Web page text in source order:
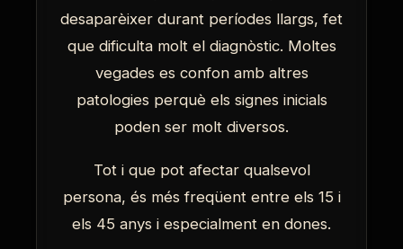
desaparèixer durant períodes llargs, fet
que dificulta molt el diagnòstic. Moltes
vegades es confon amb altres
patologies perquè els signes inicials
poden ser molt diversos.
Tot i que pot afectar qualsevol
persona, és més freqüent entre els 15 i
els 45 anys i especialment en dones.